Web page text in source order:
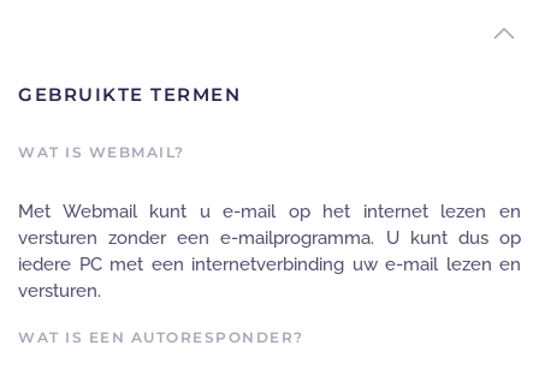
GEBRUIKTE TERMEN
WAT IS WEBMAIL?
Met Webmail kunt u e-mail op het internet lezen en
versturen zonder een e-mailprogramma. U kunt dus op
iedere PC met een internetverbinding uw e-mail lezen en
versturen.
WAT IS EEN AUTORESPONDER?